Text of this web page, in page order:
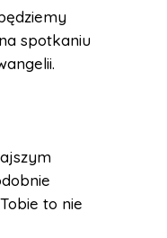
spotkaniu
to nie